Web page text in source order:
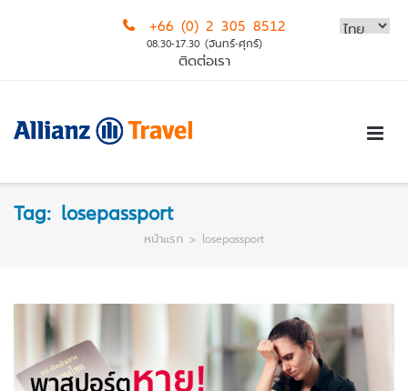
+66 (0) 2 305 8512
08.30-17.30 (จันทร์-ศุกร์)
ติดต่อเรา
Tag: losepassport
หน้าแรก > losepassport